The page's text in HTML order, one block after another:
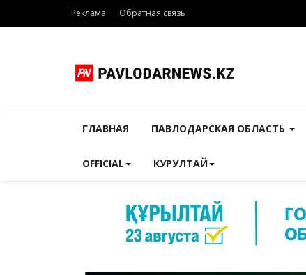
Реклама Обратная связь
ГЛАВНАЯ ПАВЛОДАРСКАЯ ОБЛАСТЬ
OFFICIAL КУРУЛТАЙ